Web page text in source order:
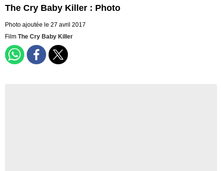
The Cry Baby Killer : Photo
Photo ajoutée le 27 avril 2017
Film The Cry Baby Killer